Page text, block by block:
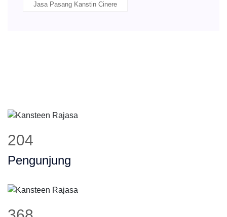
Jasa Pasang Kanstin Cinere
253
Pengunjung